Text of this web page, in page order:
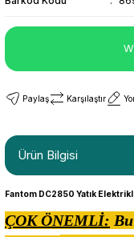
Paylaş Karşılaştır
Ürün Bilgisi
Fantom DC2850 Yatık
ÇOK ÖNEMLİ: